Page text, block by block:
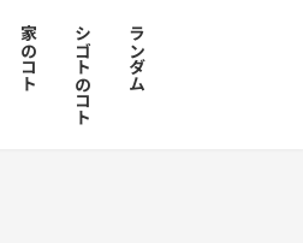
家のコト シゴトのコト ランダム